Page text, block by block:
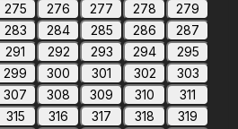
275 276 277 278
279
283 284 285 286
287
291 292 293 294
295
299 300 301 302
303
307 308 309 310
311
315 316 317 318
319